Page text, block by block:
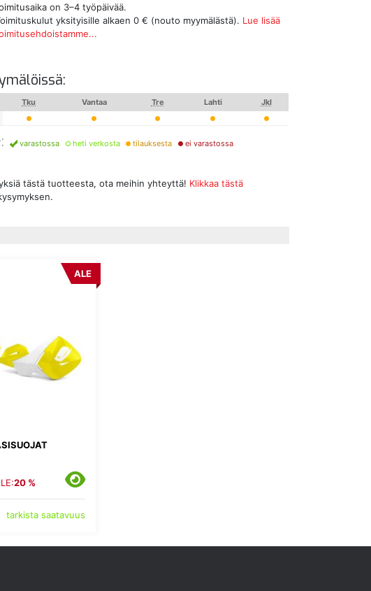
on 3–4 työpäivää.
yksityisille alkaen 0 € (nouto myymälästä). Lue lisää
Tku Vantaa Tre Lahti Jkl
varastossa heti verkosta tilauksesta ei varastossa
tästä tuotteesta, ota meihin yhteyttä! Klikkaa tästä
ALE
20 %
tarkista saatavuus